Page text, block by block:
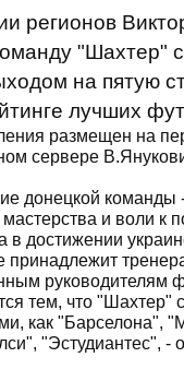
регионов
"Шахтер"
на пятую
лучших
размещен на
сервере
донецкой команды
мастерства и воли к
в достижении
принадлежит
руководителям
тем, что "Шахтер"
как "Барселона",
"Эстудиантес", -